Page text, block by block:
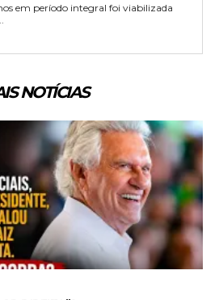
em período integral foi viabilizada
NOTÍCIAS